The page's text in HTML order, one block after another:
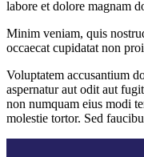
labore et dolore magnam
Minim veniam, quis
occaecat cupidatat non
Voluptatem accusantium
aspernatur aut odit aut
non numquam eius modi
molestie tortor. Sed